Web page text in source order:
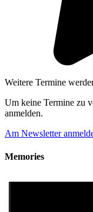
Weitere Termine
Um keine Termine zu
anmelden.
Am Newsletter
Memories